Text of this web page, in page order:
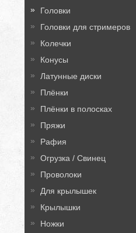
Головки
Головки для стримеров
Колечки
Конусы
Латунные диски
Плёнки
Плёнки в полосках
Пряжи
Рафия
Огрузка / Свинец
Проволоки
Для крылышек
Крылышки
Ножки